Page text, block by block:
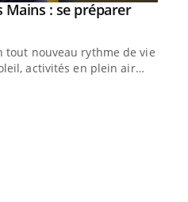
Mains : se préparer
nouveau rythme de vie !
activités en plein air…